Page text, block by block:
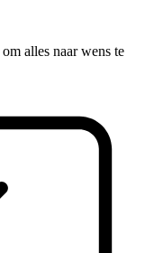
alles naar wens te